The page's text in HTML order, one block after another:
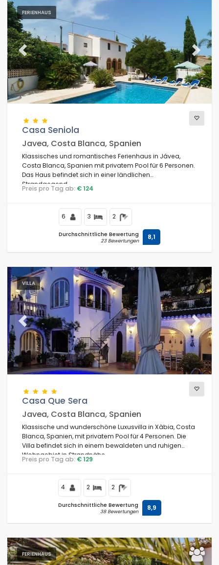
FERIENHAUS
Previous Next
Casa Seniola
Javea, Costa Blanca, Spanien
Klassisches und romantisches Ferienhaus in Jávea,
Costa Blanca, Spanien mit privatem Pool für 6 Personen.
Das Haus befindet sich in einer ländlichen
Strandgegend.
Preis pro Tag ab: € 124
6 3 2
Durchschnittliche Bewertung
23 Bewertungen 8,1
VILLA
Previous Next
Casa Que Sera
Javea, Costa Blanca, Spanien
Klassische und wunderschöne Luxusvilla in Xàbia, Costa
Blanca, Spanien, mit privatem Pool für 4 Personen. Die
Villa befindet sich in einem bewaldeten und ruhigen
Wohngebiet in Strandnähe.
Preis pro Tag ab: € 129
4 2 2
Durchschnittliche Bewertung
38 Bewertungen 8,9
FERIENHAUS